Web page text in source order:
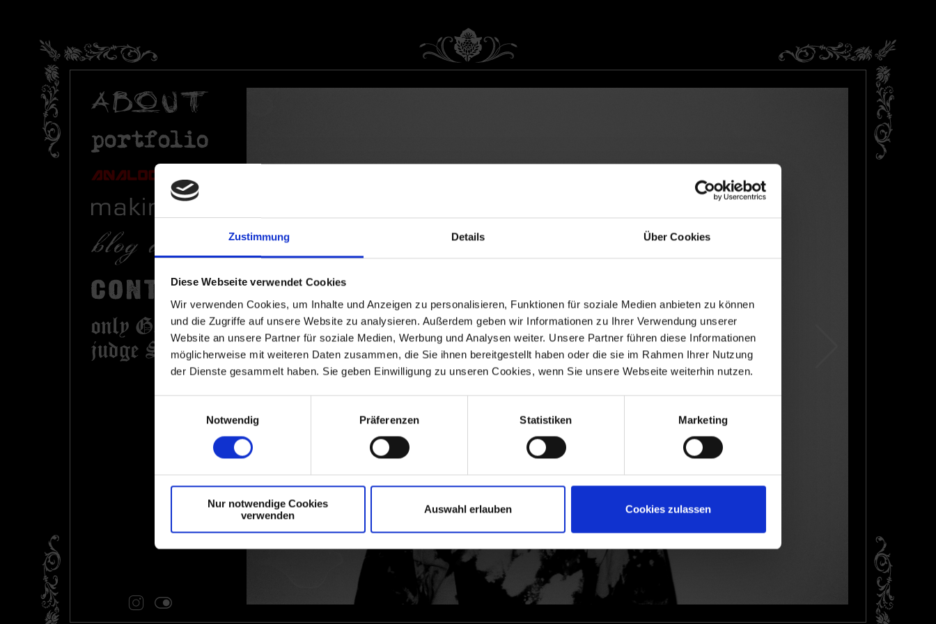
Zustimmung Details Über Cookies
Diese Webseite verwendet Cookies
Wir verwenden Cookies, um Inhalte und Anzeigen zu personalisieren, Funktionen für soziale Medien anbieten zu können
und die Zugriffe auf unsere Website zu analysieren. Außerdem geben wir Informationen zu Ihrer Verwendung unserer
Website an unsere Partner für soziale Medien, Werbung und Analysen weiter. Unsere Partner führen diese Informationen
möglicherweise mit weiteren Daten zusammen, die Sie ihnen bereitgestellt haben oder die sie im Rahmen Ihrer Nutzung
der Dienste gesammelt haben. Sie geben Einwilligung zu unseren Cookies, wenn Sie unsere Webseite weiterhin nutzen.
Notwendig
Präferenzen Statistiken Marketing
Nur notwendige Cookies
verwenden
Auswahl erlauben Cookies zulassen